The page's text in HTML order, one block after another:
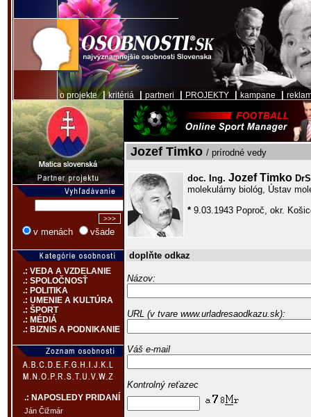
o projekte|kritériá partneri PROJEKTY kampane
v menách všade
.: VEDA A VZDELANIE
.: SPOLOČNOSŤ
.: POLITIKA
.: UMENIE A KULTÚRA
.: ŠPORT
.: MÉDIÁ
.: BIZNIS A PODNIKANIE
.: NAPOSLEDY PRIDANÍ
Ján Čižmár
Jozef Timko / prírodné vedy
doc. Ing. Jozef Timko
molekulárny biológ, Ústav
* 9.03.1943 Poproč, okr.
doplňte odkaz
Názov:
URL (v tvare www.urladresaodkazu.sk):
Váš e-mail
Kontrolný reťazec